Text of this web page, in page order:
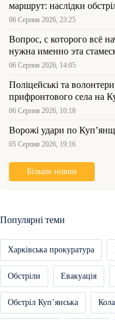
маршрут: наслідки
06 Серпня 2026, 23:25
Вопрос, с которого всё
нужна именно эта
06 Серпня 2026, 14:05
Поліцейські та
прифронтового села на
06 Серпня 2026, 10:18
Ворожі удари по
05 Серпня 2026, 19:16
Більше новин
Популярні теми
Харківська прокуратура
Обстріли Евакуація
Обстріл Купʼянська